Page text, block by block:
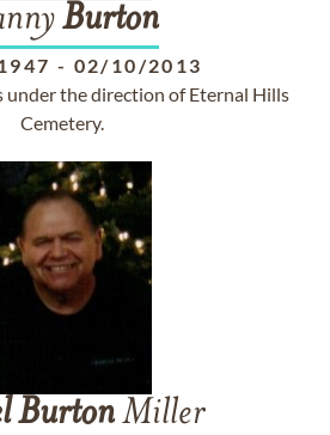
Burton
- 02/10/2013
under the direction of Eternal Hills
Cemetery.
BurtonMiller